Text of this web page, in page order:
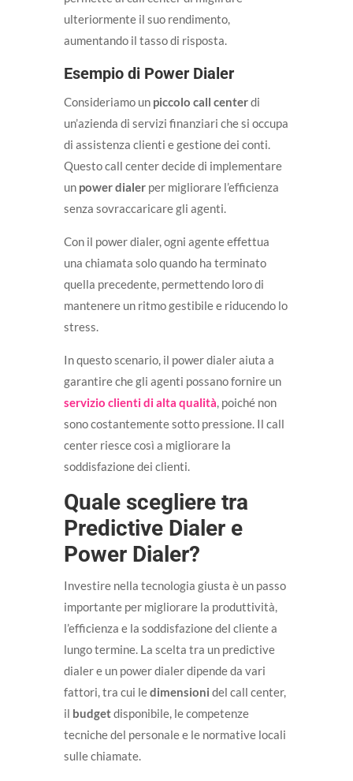
ulteriormente il suo rendimento,
aumentando il tasso di risposta.
Esempio di Power Dialer
Consideriamo un piccolo call centerdi
un’azienda di servizi finanziari che si occupa
di assistenza clienti e gestione dei conti.
Questo call center decide di implementare
un power dialerper migliorare l’efficienza
senza sovraccaricare gli agenti.
Con il power dialer, ogni agente effettua
una chiamata solo quando ha terminato
quella precedente, permettendo loro di
mantenere un ritmo gestibile e riducendo lo
stress.
In questo scenario, il power dialer aiuta a
garantire che gli agenti possano fornire un
servizio clienti di alta qualità, poiché non
sono costantemente sotto pressione. Il call
center riesce così a migliorare la
soddisfazione dei clienti.
Quale scegliere tra
Predictive Dialer e
Power Dialer?
Investire nella tecnologia giusta è un passo
importante per migliorare la produttività,
l’efficienza e la soddisfazione del cliente a
lungo termine. La scelta tra un predictive
dialer e un power dialer dipende da vari
fattori, tra cui ledimensioni del call center,
il budgetdisponibile, le competenze
tecniche del personale e le normative locali
sulle chiamate.